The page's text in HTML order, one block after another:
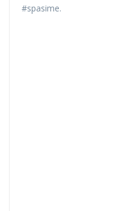
#spasime.